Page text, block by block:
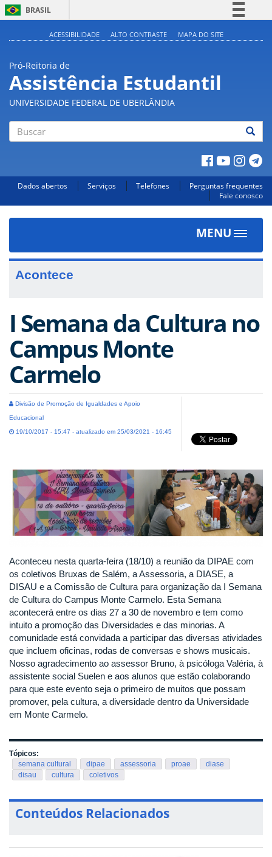
BRASIL
Acesso à informação
Legislação
Canais
ACESSIBILIDADE ALTO CONTRASTE MAPA DO SITE
Pró-Reitoria de
Assistência Estudantil
UNIVERSIDADE FEDERAL DE UBERLÂNDIA
Dados abertos Serviços Telefones
Perguntas frequentes
Fale conosco
MENU
Toggle
Acontece
I Semana da Cultura no
Campus Monte
Carmelo
Divisão de Promoção de Igualdades e Apoio
Educacional
19/10/2017 - 15:47 - atualizado em 25/03/2021 - 16:45
Aconteceu nesta quarta-feira (18/10) a reunião da DIPAE com
os coletivos Bruxas de Salém, a Assessoria, a DIASE, a
DISAU e a Comissão de Cultura para organização da I Semana
de Cultura do Campus Monte Carmelo. Esta Semana
acontecerá entre os dias 27 a 30 de novembro e tem como
intuito a promoção das Diversidades e das minorias. A
comunidade está convidada a participar das diversas atividades
que incluem oficinas, rodas de conversas e shows musicais.
Nosso agradecimento ao assessor Bruno, à psicóloga Valéria, à
assistente social Suelen e aos alunos que estão colaborando
para que este evento seja o primeiro de muitos que possam
promover, pela cultura, a diversidade dentro da Universidade
em Monte Carmelo.
Tópicos:
semana cultural
dipae assessoria proae
diase
disau
cultura coletivos
Conteúdos Relacionados